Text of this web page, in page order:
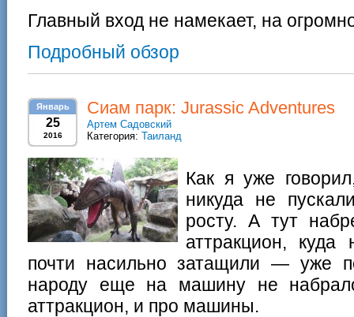
Главный вход не намекает, на
Подробный обзор
Январь
25
2016
Сиам парк: Jurassic Adventures
Артем Садовский
Категория: Таиланд
Как я уже
никуда не
росту. А тут
аттракцион,
почти насильно затащили — уже
народу еще на машину не
аттракцион, и про машины.